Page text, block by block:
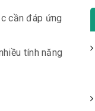
cần đáp ứng
tính năng